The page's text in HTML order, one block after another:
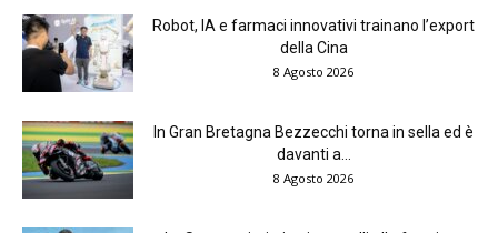
Robot, IA e farmaci innovativi trainano l’export
della Cina
8 Agosto 2026
In Gran Bretagna Bezzecchi torna in sella ed è
davanti a...
8 Agosto 2026